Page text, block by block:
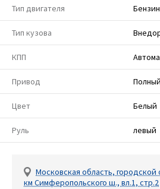
Тип двигателя Бензин
Тип кузова
КПП
Привод Полный
Цвет Белый
Руль левый
Московская область, городской
км Симферопольского ш., вл.1, стр.2